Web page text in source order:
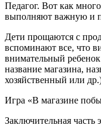
Педагог. Вот как
выполняют важную и
Дети прощаются с
вспоминают все, что
внимательный
название магазина,
хозяйственный или
Игра «В магазине
Заключительная часть